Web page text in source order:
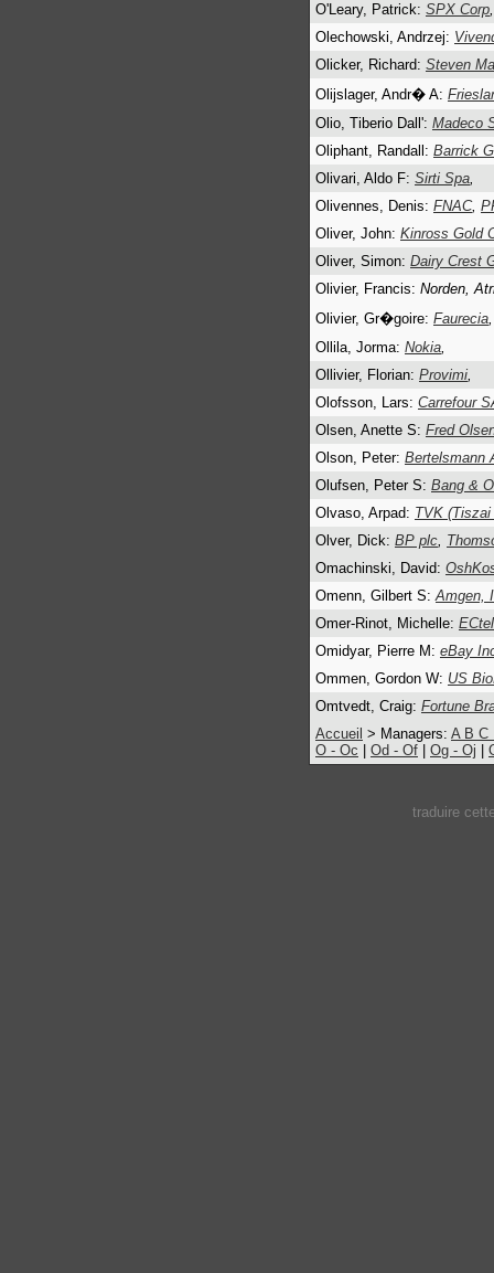
O'Leary, Patrick: SPX Corp,
Olechowski, Andrzej:
Olicker, Richard: Steven
Olijslager, Andr� A:
Olio, Tiberio Dall': Madeco
Oliphant, Randall: Barrick
Olivari, Aldo F: Sirti Spa,
Olivennes, Denis: FNAC,
Oliver, John: Kinross Gold
Oliver, Simon: Dairy Crest
Olivier, Francis: Norden,
Olivier, Gr�goire: Faurecia
Ollila, Jorma: Nokia,
Ollivier, Florian: Provimi,
Olofsson, Lars: Carrefour
Olsen, Anette S: Fred
Olson, Peter: Bertelsmann
Olufsen, Peter S: Bang &
Olvaso, Arpad: TVK
Olver, Dick: BP plc,
Omachinski, David:
Omenn, Gilbert S:Amgen,
Omer-Rinot, Michelle:
Omidyar, Pierre M: eBay
Ommen, Gordon W: US
Omtvedt, Craig: Fortune
Accueil > Managers: A B C
O - Oc
Od - Of Og - Oj
traduire